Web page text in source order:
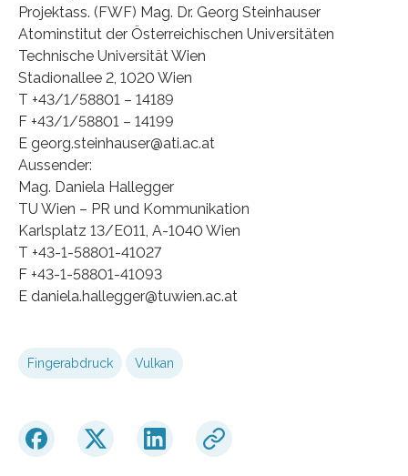
Projektass. (FWF) Mag. Dr. Georg Steinhauser
Atominstitut der Österreichischen Universitäten
Technische Universität Wien
Stadionallee 2, 1020 Wien
T +43/1/58801 – 14189
F +43/1/58801 – 14199
E georg.steinhauser@ati.ac.at
Aussender:
Mag. Daniela Hallegger
TU Wien – PR und Kommunikation
Karlsplatz 13/E011, A-1040 Wien
T +43-1-58801-41027
F +43-1-58801-41093
E daniela.hallegger@tuwien.ac.at
Fingerabdruck Vulkan